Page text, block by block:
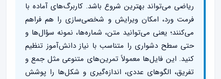
ریاضی می‌تواند بهترین شروع باشد. کاربرگ‌های آماده با
فرمت ورد، امکان ویرایش و شخصی‌سازی را هم فراهم
می‌کنند؛ یعنی می‌توانید متن، شماره‌ها، نمونه سؤال‌ها و
حتی سطح دشواری را متناسب با نیاز دانش‌آموز تنظیم
کنید. این فایل‌ها معمولاً تمرین‌های متنوعی مثل جمع و
تفریق، الگوهای عددی، اندازه‌گیری و شکل‌ها را پوشش